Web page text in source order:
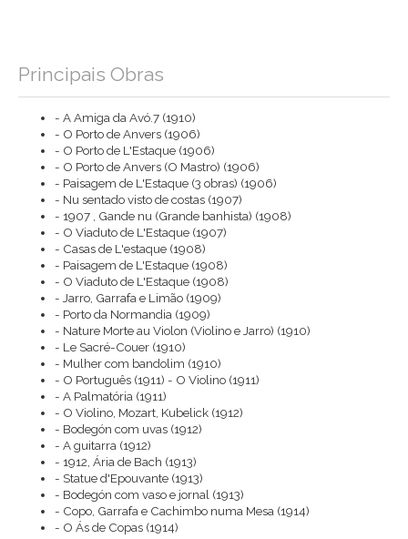
Principais Obras
- A Amiga da Avó.7 (1910)
- O Porto de Anvers (1906)
- O Porto de L'Estaque (1906)
- O Porto de Anvers (O Mastro) (1906)
- Paisagem de L'Estaque (3 obras) (1906)
- Nu sentado visto de costas (1907)
- 1907 , Gande nu (Grande banhista) (1908)
- O Viaduto de L'Estaque (1907)
- Casas de L'estaque (1908)
- Paisagem de L'Estaque (1908)
- O Viaduto de L'Estaque (1908)
- Jarro, Garrafa e Limão (1909)
- Porto da Normandia (1909)
- Nature Morte au Violon (Violino e Jarro) (1910)
- Le Sacré-Couer (1910)
- Mulher com bandolim (1910)
- O Português (1911) - O Violino (1911)
- A Palmatória (1911)
- O Violino, Mozart, Kubelick (1912)
- Bodegón com uvas (1912)
- A guitarra (1912)
- 1912, Ária de Bach (1913)
- Statue d'Epouvante (1913)
- Bodegón com vaso e jornal (1913)
- Copo, Garrafa e Cachimbo numa Mesa (1914)
- O Ás de Copas (1914)